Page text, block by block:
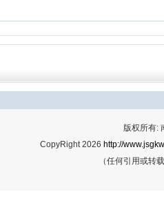
版权所有:
CopyRight 2026 http://
（任何引用或转